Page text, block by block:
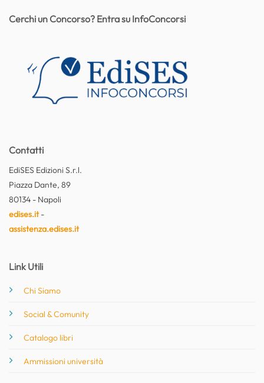
Contatti
EdiSES Edizioni S.r.l.
Piazza Dante, 89
80134 - Napoli
edises.it-
assistenza.edises.it
Link Utili
Chi Siamo
Social & Comunity
Catalogo libri
Ammissioni università
Cerchi un Concorso? Entra su InfoConcorsi